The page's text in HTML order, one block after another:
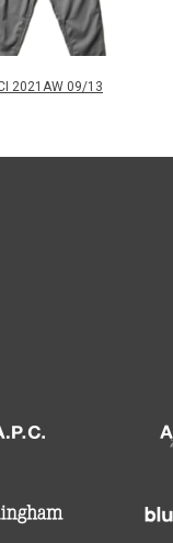
2021AW 09/13